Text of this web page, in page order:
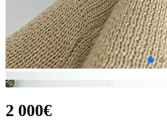
2 000€